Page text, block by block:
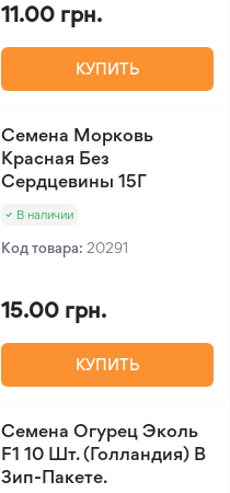
11.00 грн.
КУПИТЬ
Семена Морковь
Красная Без
Сердцевины 15Г
В наличии
Код товара: 20291
15.00 грн.
КУПИТЬ
Семена Огурец Эколь
F1 10 Шт. (Голландия) В
Зип-Пакете.